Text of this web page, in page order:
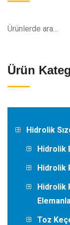
Ara:
Ürün
Hidrolik
Hidrolik
Hidrolik
Hidrolik
Toz